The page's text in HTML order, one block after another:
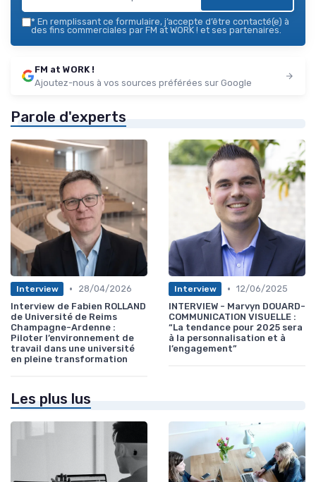
* En remplissant ce formulaire, j’accepte d’être contacté(e) à
des fins commerciales par FM at WORK ! et ses partenaires.
FM at WORK !
Ajoutez-nous à vos sources préférées sur Google
Parole d'experts
Interview •
28/04/2026
Interview de Fabien ROLLAND
de Université de Reims
Champagne-Ardenne :
Piloter l’environnement de
travail dans une université
en pleine transformation
Interview • 12/06/2025
INTERVIEW - Marvyn DOUARD-
COMMUNICATION VISUELLE :
“La tendance pour 2025 sera
à la personnalisation et à
l’engagement”
Les plus lus